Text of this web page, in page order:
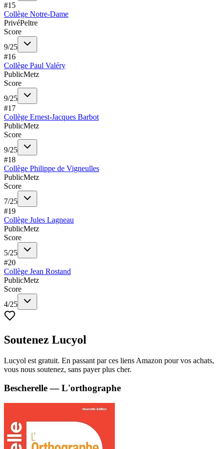
#15
Collège Notre-Dame
PrivéPeltre
Score
9/25
#16
Collège Paul Valéry
PublicMetz
Score
9/25
#17
Collège Ernest-Jacques Barbot
PublicMetz
Score
9/25
#18
Collège Philippe de Vigneulles
PublicMetz
Score
7/25
#19
Collège Jules Lagneau
PublicMetz
Score
5/25
#20
Collège Jean Rostand
PublicMetz
Score
4/25
Soutenez Lucyol
Lucyol est gratuit. En passant par ces liens Amazon pour vos achats,
vous nous soutenez, sans payer plus cher.
Bescherelle — L'orthographe